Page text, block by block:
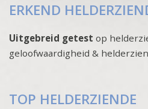
ERKEND
Uitgebreid getest op
geloofwaardigheid &
TOP HELDERZIENDE